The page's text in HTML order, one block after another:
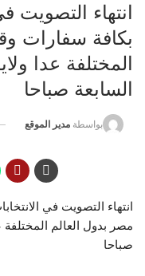
انتهاء التصويت
بكافة سفارات
المختلفة عدا
السابعة صباحا
بواسطة مدير الموقع
انتهاء التصويت في
مصر بدول العالم المختلفة
صباحا